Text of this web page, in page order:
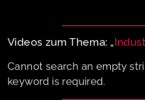
Videos zum Thema: „
Cannot search an empty
keyword is required.